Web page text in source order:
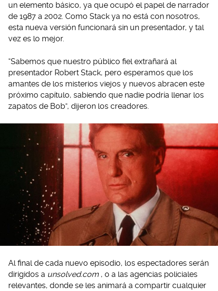
un elemento básico, ya que ocupó el papel de narrador
de 1987 a 2002. Como Stack ya no está con nosotros,
esta nueva versión funcionará sin un presentador, y tal
vez es lo mejor.
“Sabemos que nuestro público fiel extrañará al
presentador Robert Stack, pero esperamos que los
amantes de los misterios viejos y nuevos abracen este
próximo capítulo, sabiendo que nadie podría llenar los
zapatos de Bob”, dijeron los creadores.
Al final de cada nuevo episodio, los espectadores serán
dirigidos a unsolved.com , o a las agencias policiales
relevantes, donde se les animará a compartir cualquier